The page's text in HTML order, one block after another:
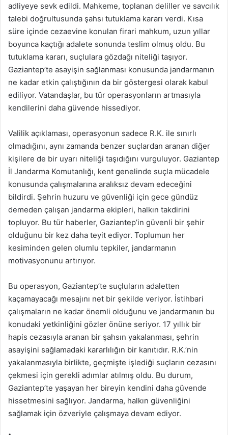
adliyeye sevk edildi. Mahkeme, toplanan deliller ve savcılık
talebi doğrultusunda şahsı tutuklama kararı verdi. Kısa
süre içinde cezaevine konulan firari mahkum, uzun yıllar
boyunca kaçtığı adalete sonunda teslim olmuş oldu. Bu
tutuklama kararı, suçlulara gözdağı niteliği taşıyor.
Gaziantep’te asayişin sağlanması konusunda jandarmanın
ne kadar etkin çalıştığının da bir göstergesi olarak kabul
ediliyor. Vatandaşlar, bu tür operasyonların artmasıyla
kendilerini daha güvende hissediyor.
Valilik açıklaması, operasyonun sadece R.K. ile sınırlı
olmadığını, aynı zamanda benzer suçlardan aranan diğer
kişilere de bir uyarı niteliği taşıdığını vurguluyor. Gaziantep
İl Jandarma Komutanlığı, kent genelinde suçla mücadele
konusunda çalışmalarına aralıksız devam edeceğini
bildirdi. Şehrin huzuru ve güvenliği için gece gündüz
demeden çalışan jandarma ekipleri, halkın takdirini
topluyor. Bu tür haberler, Gaziantep’in güvenli bir şehir
olduğunu bir kez daha teyit ediyor. Toplumun her
kesiminden gelen olumlu tepkiler, jandarmanın
motivasyonunu artırıyor.
Bu operasyon, Gaziantep’te suçluların adaletten
kaçamayacağı mesajını net bir şekilde veriyor. İstihbari
çalışmaların ne kadar önemli olduğunu ve jandarmanın bu
konudaki yetkinliğini gözler önüne seriyor. 17 yıllık bir
hapis cezasıyla aranan bir şahsın yakalanması, şehrin
asayişini sağlamadaki kararlılığın bir kanıtıdır. R.K.’nin
yakalanmasıyla birlikte, geçmişte işlediği suçların cezasını
çekmesi için gerekli adımlar atılmış oldu. Bu durum,
Gaziantep’te yaşayan her bireyin kendini daha güvende
hissetmesini sağlıyor. Jandarma, halkın güvenliğini
sağlamak için özveriyle çalışmaya devam ediyor.